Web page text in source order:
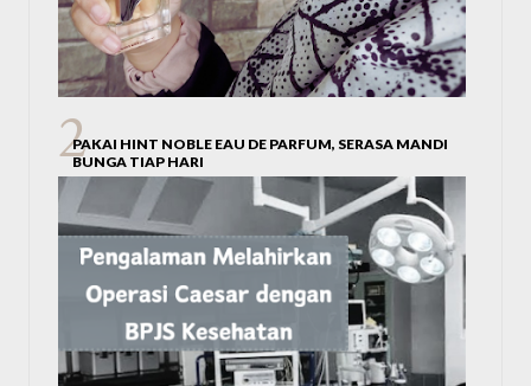
PAKAI HINT NOBLE EAU DE PARFUM, SERASA MANDI
BUNGA TIAP HARI